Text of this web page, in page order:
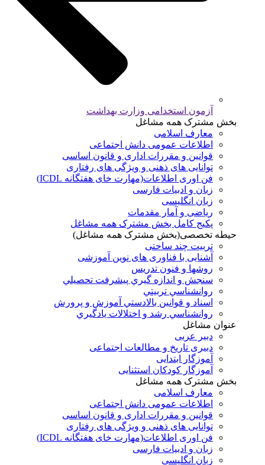
آزمون استخدامی وزارت بهداشت
بخش مشترک همه مشاغل
معارف اسلامی
اطلاعات عمومی دانش اجتماعی
قوانین و مقررات اداری و قانون اساسی
توانایی های ذهنی و ویژگی های رفتاری
فن اوری اطلاعات(مهارت خای هفتگانه ICDL)
زبان و ادبیات فارسی
زبان انگلیسی
ریاضی و آمار مقدمات
پکیج کامل بخش مشترک همه مشاغل
حیطه تخصصی(بخش مشترک همه مشاغل)
تربیت چند ساحتی
آشنایی با فناوری های نوین آموزشی
روشها و فنون تدريس
سنجش و اندازه گيري پيشرفت تحصيلي
روانشناسي تربيتي
اسناد و قوانين بالادستي آموزش و پرورش
روانشناسي رشد و اختلالات يادگيري
عنوان مشاغل
دبير عربی
دبیری تاریخ و مطالعات اجتماعی
آموزگار ابتدایی
آموزگار کودکان استثنایی
بخش مشترک همه مشاغل
معارف اسلامی
اطلاعات عمومی دانش اجتماعی
قوانین و مقررات اداری و قانون اساسی
توانایی های ذهنی و ویژگی های رفتاری
فن اوری اطلاعات(مهارت خای هفتگانه ICDL)
زبان و ادبیات فارسی
زبان انگلیسی